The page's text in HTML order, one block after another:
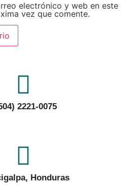
electrónico y web en este
vez que comente.
2221-0075
Honduras